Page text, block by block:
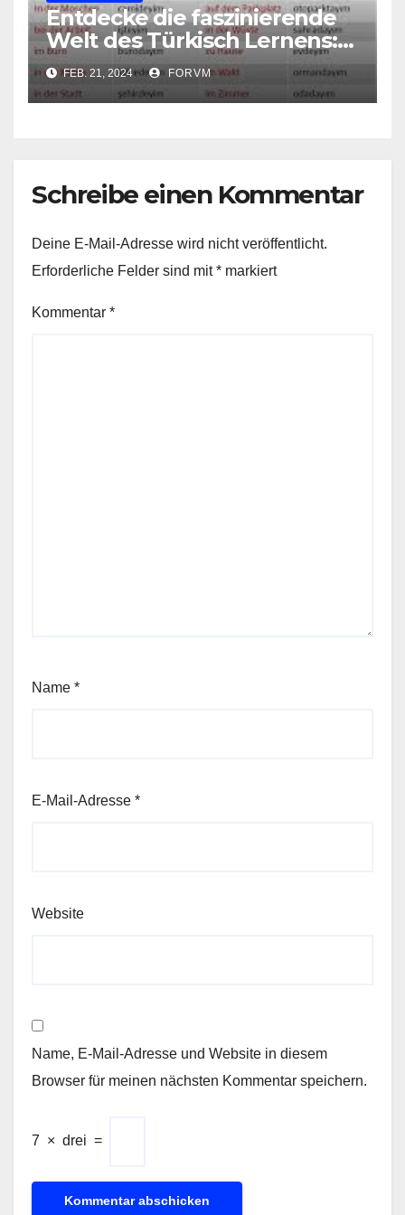
Entdecke die faszinierende
Welt des Türkisch Lernens:
Erfahre, wie du schnell und
effektiv Türkisch lernen
kannst!
FEB. 21, 2024 FORVM
Schreibe einen Kommentar
Deine E-Mail-Adresse wird nicht veröffentlicht.
Erforderliche Felder sind mit* markiert
Kommentar *
Name *
E-Mail-Adresse *
Website
Name, E-Mail-Adresse und Website in diesem
Browser für meinen nächsten Kommentar speichern.
7 × drei =